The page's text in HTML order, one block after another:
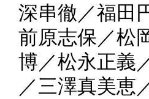
深串徹／福田
前原志保／松
博／松永正義
／三澤真美恵